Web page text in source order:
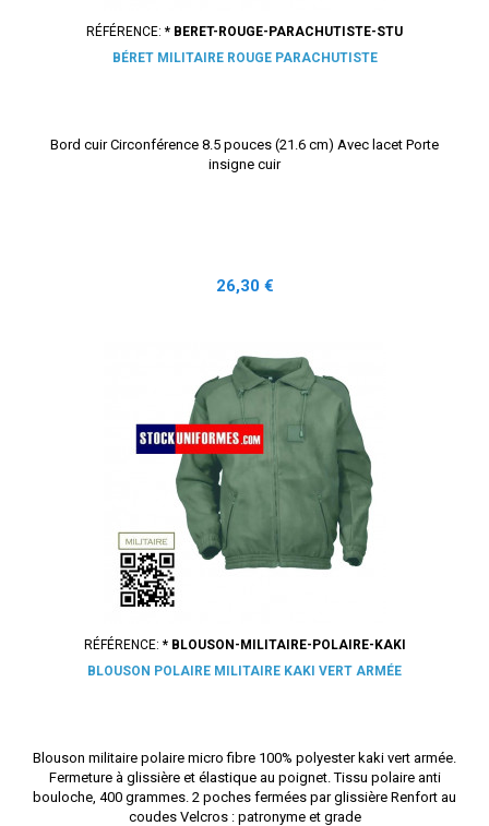
RÉFÉRENCE: * BERET-ROUGE-PARACHUTISTE-STU
BÉRET MILITAIRE ROUGE PARACHUTISTE
Bord cuir Circonférence 8.5 pouces (21.6 cm) Avec lacet Porte
insigne cuir
Prix
26,30 €
RÉFÉRENCE: * BLOUSON-MILITAIRE-POLAIRE-KAKI
BLOUSON POLAIRE MILITAIRE KAKI VERT ARMÉE
Blouson militaire polaire micro fibre 100% polyester kaki vert armée.
Fermeture à glissière et élastique au poignet. Tissu polaire anti
bouloche, 400 grammes. 2 poches fermées par glissière Renfort au
coudes Velcros : patronyme et grade